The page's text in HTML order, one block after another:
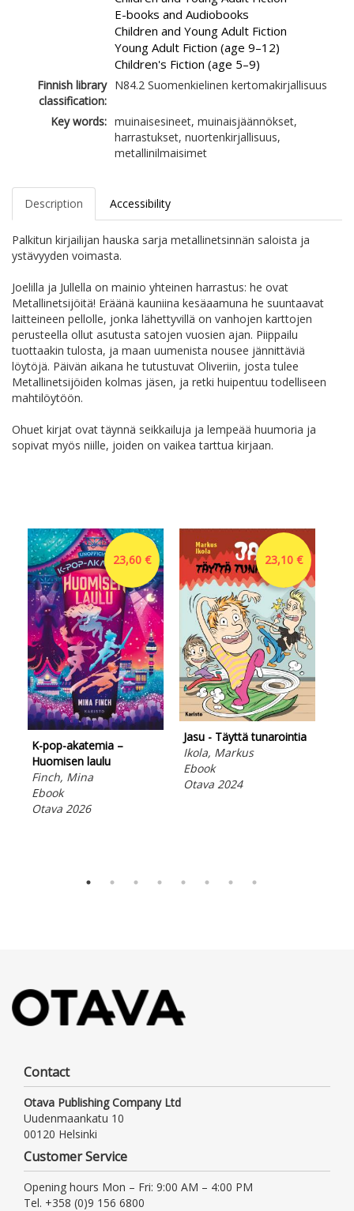
E-books and Audiobooks
Children and Young Adult Fiction
Young Adult Fiction (age 9–12)
Children's Fiction (age 5–9)
Finnish library
classification:
N84.2 Suomenkielinen kertomakirjallisuus
Key words: muinaisesineet, muinaisjäännökset,
harrastukset, nuortenkirjallisuus,
metallinilmaisimet
Description Accessibility
Palkitun kirjailijan hauska sarja metallinetsinnän saloista ja
ystävyyden voimasta.
Joelilla ja Jullella on mainio yhteinen harrastus: he ovat
Metallinetsijöitä! Eräänä kauniina kesäaamuna he suuntaavat
laitteineen pellolle, jonka lähettyvillä on vanhojen karttojen
perusteella ollut asutusta satojen vuosien ajan. Piippailu
tuottaakin tulosta, ja maan uumenista nousee jännittäviä
löytöjä. Päivän aikana he tutustuvat Oliveriin, josta tulee
Metallinetsijöiden kolmas jäsen, ja retki huipentuu todelliseen
mahtilöytöön.
Ohuet kirjat ovat täynnä seikkailuja ja lempeää huumoria ja
sopivat myös niille, joiden on vaikea tarttua kirjaan.
23,60 €
K-pop-akatemia –
Huomisen laulu
Finch, Mina
Ebook
Otava 2026
23,10 €
Jasu - Täyttä tunarointia
Ikola, Markus
Ebook
Otava 2024
Contact
Otava Publishing Company Ltd
Uudenmaankatu 10
00120 Helsinki
Customer Service
Opening hours Mon – Fri: 9:00 AM – 4:00 PM
Tel. +358 (0)9 156 6800